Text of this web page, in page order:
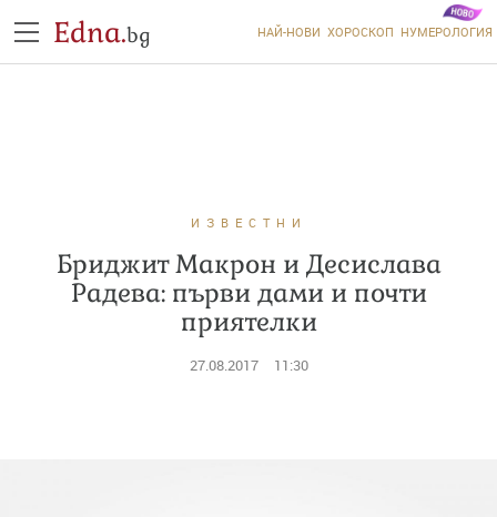
Edna.bg НАЙ-НОВИ ХОРОСКОП НУМЕРОЛОГИЯ
ИЗВЕСТНИ
Бриджит Макрон и Десислава
Радева: първи дами и почти
приятелки
27.08.2017 11:30